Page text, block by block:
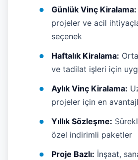
Günlük Vinç Kiralama:
projeler ve acil
seçenek
Haftalık Kiralama:
ve tadilat işleri için
Aylık Vinç Kiralama:
projeler için en
Yıllık Sözleşme:
özel indirimli paketler
Proje Bazlı: İnşaat,